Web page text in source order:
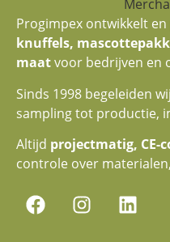
Progimpex ontwikkelt
knuffels,
maatvoor bedrijven en
Sinds 1998 begeleiden
sampling tot productie,
Altijd projectmatig, CE-
controle over